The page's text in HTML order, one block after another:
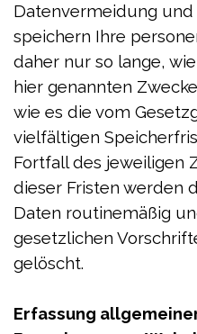
Datenvermeidung
speichern Ihre
daher nur so lange,
hier genannten
wie es die vom
vielfältigen
Fortfall des jeweiligen
dieser Fristen werden
Daten routinemäßig
gesetzlichen
gelöscht.
Erfassung